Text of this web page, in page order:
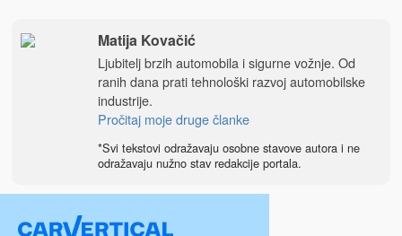
Matija Kovačić
Ljubitelj brzih automobila i sigurne vožnje. Od
ranih dana prati tehnološki razvoj automobilske
industrije.
Pročitaj moje druge članke
*Svi tekstovi odražavaju osobne stavove autora i ne
odražavaju nužno stav redakcije portala.